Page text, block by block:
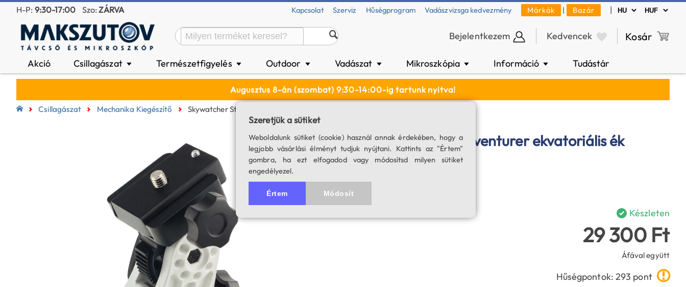
H-P: 9:30-17:00 Szo:ZÁRVA Kapcsolat Szerviz Hűségprogram Vadászvizsga kedvezmény Márkák | Bazár |
Bejelentkezem Kedvencek Kosár
Akció Csillagászat ▼ Természetfigyelés ▼ Outdoor ▼ Vadászat ▼ Mikroszkópia ▼ Információ ▼ Tudástár
Augusztus 8-án (szombat) 9:30-14:00-ig tartunk nyitva!
Csillagászat Mechanika Kiegészítő Skywatcher Star Adventurer Ekvatoriális Ék (fehér)
Skywatcher Star Adventurer ekvatoriális ék
(fehér)
Készleten
29 300 Ft
Áfával együtt
Hűségpontok: 293 pont
Szeretjük a sütiket
Weboldalunk sütiket (cookie) használ annak érdekében, hogy a
legjobb vásárlási élményt tudjuk nyújtani. Kattints az "Értem"
gombra, ha ezt elfogadod vagy módosítsd milyen sütiket
engedélyezel.
Értem Módosít